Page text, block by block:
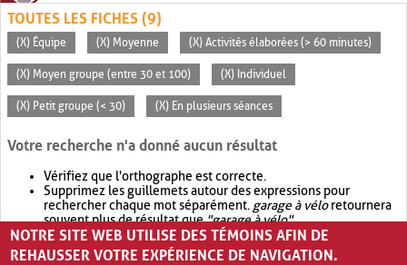
TOUTES LES FICHES (9)
(X) Équipe (X) Moyenne (X) Activités élaborées (> 60 minutes)
(X) Moyen groupe (entre 30 et 100) (X) Individuel
(X) Petit groupe (< 30) (X) En plusieurs séances
Votre recherche n'a donné aucun résultat
Vérifiez que l'orthographe est correcte.
Supprimez les guillemets autour des expressions pour
rechercher chaque mot séparément. garage à véloretournera
souvent plus de résultat que"garage à vélo".
Envisagez d'élargir votre recherche avec OR.garage OR vélo
retournera souvent plus de résultat quegarage à vélo
NOTRE SITE WEB UTILISE DES TÉMOINS AFIN DE
REHAUSSER VOTRE EXPÉRIENCE DE NAVIGATION.